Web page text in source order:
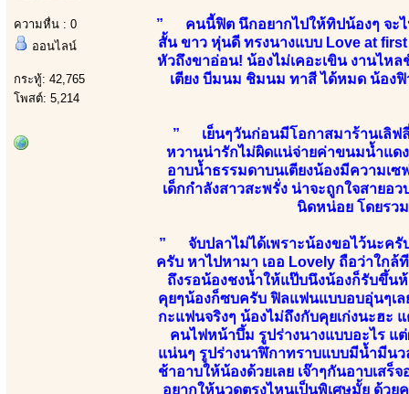
ความหื่น : 0
ออนไลน์
กระทู้: 42,765
โพสต์: 5,214
” คนนี้ฟิต นึกอยากไปให้ทิปน้องๆ จะไป
สั้น ขาว หุ่นดี ทรงนางแบบ Love at
หัวถึงขาอ่อน! น้องไม่เคอะเขิน งานไห
เตียง บีมนม ชิมนม ทาสี ได้หมด น้องฟิ
” เย็นๆวันก่อนมีโอกาสมาร้านเลิฟ
หวานน่ารักไม่ผิดแน่จ่ายค่าขนมน้ำแด
อาบน้ำธรรมดาบนเตียงน้องมีความเ
เด็กกำลังสาวสะพรั่ง น่าจะถูกใจสาย
นิดหน่อย โดยรว
” จับปลาไม่ได้เพราะน้องขอไว้นะครับ
ครับ หาไปหามา เออ Lovely ถือว่าใกล้
ถึงรอน้องชงน้ำให้แป๊บนึงน้องก็รับขึ้น
คุยๆน้องก็ซบครับ ฟิลแฟนแบบอบอุ่นๆเ
กะแฟนจริงๆ น้องไม่ถึงกับคุยเก่งนะฮะ
คนไฟหน้าบึ้ม รูปร่างนางแบบอะไร แ
แน่นๆ รูปร่างนาฬิกาทราบแบบมีน้ำมีน
ช้าอาบให้น้องด้วยเลย เจ๊าๆกันอาบเส
อยากให้นวดตรงไหนเป็นพิเศษมั้ย ด้วย